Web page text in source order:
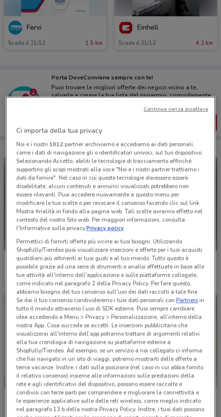
Fervi
Scade il 31/12 1.5 km
Einhell
Scade il 31/12 4.2 km
Porta DoveConviene sempre con te!
Puoi trovare le migliori offerte dei negozi vicino a te,
salvarle e creare la tua lista del risparmio, comodamente
Einhell
Scade il 31/12 4.2 km
Einhell
Scade il 31/12 4.2 km
NUOVO
Bricofer
Scade il 23/08
Bricofer
Scade il 31/08
Ci importa della tua privacy
Noi e i nostri 1012partner archiviamo e accediamo ai dati personali,
come i dati di navigazione gli o identificatori univoci, sul tuo dispositivo.
Selezionando Accetto, abiliti le tecnologie di tracciamento affinché
supportino gli scopi mostrati alla voce "Noi e i nostri partner trattiamo i
dati da fornire". Nel caso in cui queste tecnologie dovessero essere
disabilitate, alcuni contenuti e annunci visualizzati potrebbero non
essere rilevanti. Puoi accedere nuovamente a questo menu per
modificare le tue scelte o per revocare il consenso facendo clic sul link
Mostra finalità in fondo alla pagina web. Tali scelte avranno effetto nel
contesto del nostro Sito web. Per maggiori informazioni, consulta
l'Informativa sulla privacy.Privacy policy
Permettici di fornirti offerte più vicine ai tuoi bisogni: Utilizzando
Shopfully/Tiendeo puoi visualizzare inserzioni e offerte per i tuoi acquisti
quotidiani più attinenti ai tuoi gusti e al tuo mondo. Tutto questo è
possibile grazie ad una serie di strumenti e analisi effettuate in base alle
tue attività all'interno dell'applicazione e sulle piattaforme collegate,
come indicato nel paragrafo 2 della Privacy Policy. Per fare questo,
abbiamo bisogno del tuo consenso sull'uso dei dati raccolti a tale fine.
Se dai il tuo consenso condivideremo i tuoi dati personali conPartnersin
tutto il mondo attraverso l’uso di SDK esterne. Puoi sempre cambiare
idea accedendo a Menu > Privacy > Personalizzazione, all’interno della
nostra App. Cosa succede se accetti: Le inserzioni pubblicitarie che
visualizzerai all'interno dell’app potranno trattare di argomenti relativi
alla tua cronologia di navigazione su piattaforme esterne a
Shopfully/Tiendeo. Ad esempio, se un servizio a noi collegato ci informa
che hai navigato in un sito di viaggi, potremo mostrarti delle offerte a
tema vacanze. Inoltre, i dati sulla posizione (nel caso in cui abbia fornito
il relativo consenso) insieme alle informazioni sulle prestazioni della
rete e agli identificativi del dispositivo, possono essere raccolte e
condivisi con terze parti per comprendere e migliorare la connettività e
le esperienze applicative sulle delle reti wireless, come meglio indicato
nel paragrafo 13.b della nostra Privacy Policy. Inoltre, i tuoi dati possono
Continua senza accettare